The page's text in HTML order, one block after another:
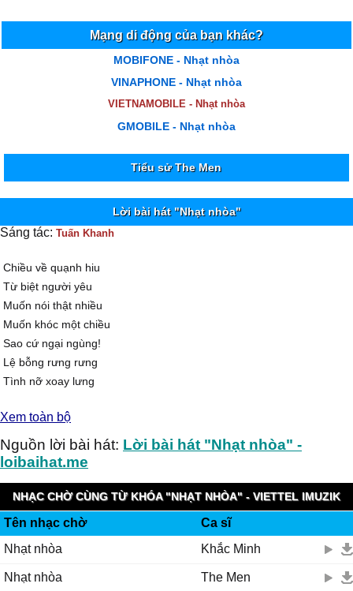
Mạng di động của bạn khác?
MOBIFONE - Nhạt nhòa
VINAPHONE - Nhạt nhòa
VIETNAMOBILE - Nhạt nhòa
GMOBILE - Nhạt nhòa
Tiểu sử The Men
Lời bài hát "Nhạt nhòa"
Sáng tác: Tuấn Khanh
Chiều về quạnh hiu
Từ biệt người yêu
Muốn nói thật nhiều
Muốn khóc một chiều
Sao cứ ngại ngùng!
Lệ bỗng rưng rưng
Tình nỡ xoay lưng
Ôm ấp đêm đêm
Giấc ngủ mồ côi
Rồi từng ngày qua
Có nhớ thật thà
Đắm đuối mù lòa
Hay đã nhạt nhòa.
Còn nhớ hay không
Giòng nước mênh mông
Xem toàn bộ
Nguồn lời bài hát: Lời bài hát "Nhạt nhòa" -
loibaihat.me
NHẠC CHỜ CÙNG TỪ KHÓA "NHẠT NHÒA" - VIETTEL IMUZIK
Tên nhạc chờ
Ca sĩ
Nhạt nhòa
Khắc Minh
Nhạt nhòa The Men